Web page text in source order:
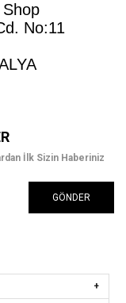
No:11
İlk Sizin Haberiniz
GÖNDER